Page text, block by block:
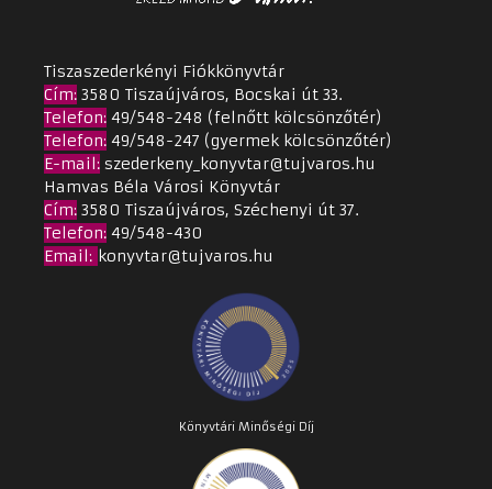
Tiszaszederkényi Fiókkönyvtár
Cím: 3580 Tiszaújváros, Bocskai út 33.
Telefon: 49/548-248 (felnőtt kölcsönzőtér)
Telefon: 49/548-247 (gyermek kölcsönzőtér)
E-mail: szederkeny_konyvtar@tujvaros.hu
Hamvas Béla Városi Könyvtár
Cím: 3580 Tiszaújváros, Széchenyi út 37.
Telefon: 49/548-430
Email : konyvtar@tujvaros.hu
Könyvtári Minőségi Díj